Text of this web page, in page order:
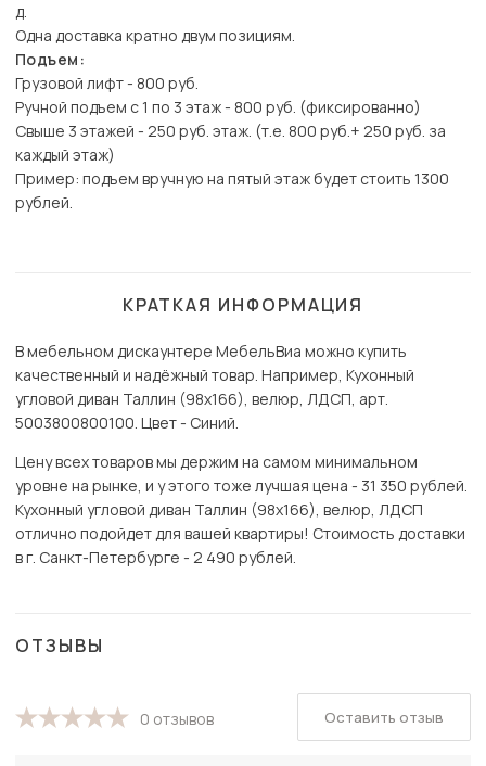
д.
Одна доставка кратно двум позициям.
Подъем:
Грузовой лифт - 800 руб.
Ручной подъем с 1 по 3 этаж - 800 руб. (фиксированно)
Свыше 3 этажей - 250 руб. этаж. (т.е. 800 руб.+ 250 руб. за
каждый этаж)
Пример: подъем вручную на пятый этаж будет стоить 1300
рублей.
КРАТКАЯ ИНФОРМАЦИЯ
В мебельном дискаунтере МебельВиа можно купить
качественный и надёжный товар. Например, Кухонный
угловой диван Таллин (98х166), велюр, ЛДСП, арт.
5003800800100. Цвет - Синий.
Цену всех товаров мы держим на самом минимальном
уровне на рынке, и у этого тоже лучшая цена - 31 350 рублей.
Кухонный угловой диван Таллин (98х166), велюр, ЛДСП
отлично подойдет для вашей квартиры! Стоимость доставки
в г. Санкт-Петербурге - 2 490 рублей.
ОТЗЫВЫ
0 отзывов Оставить отзыв